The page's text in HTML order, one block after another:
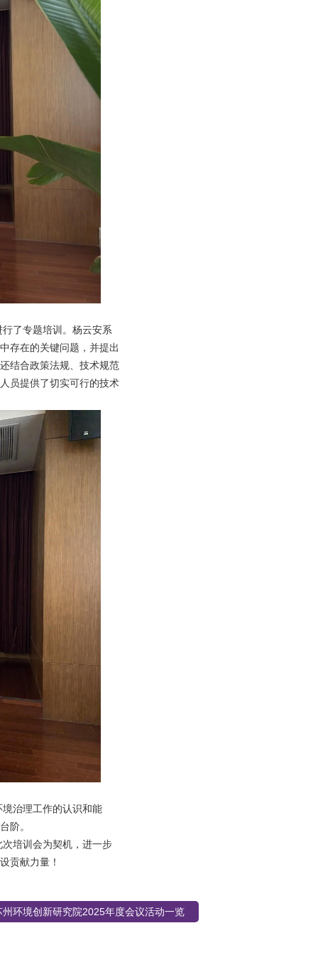
了专题培训。杨云安系
存在的关键问题，并提出
结合政策法规、技术规范
员提供了切实可行的技术
治理工作的认识和能
阶。
培训会为契机，进一步
贡献力量！
环境创新研究院2025年度会议活动一览